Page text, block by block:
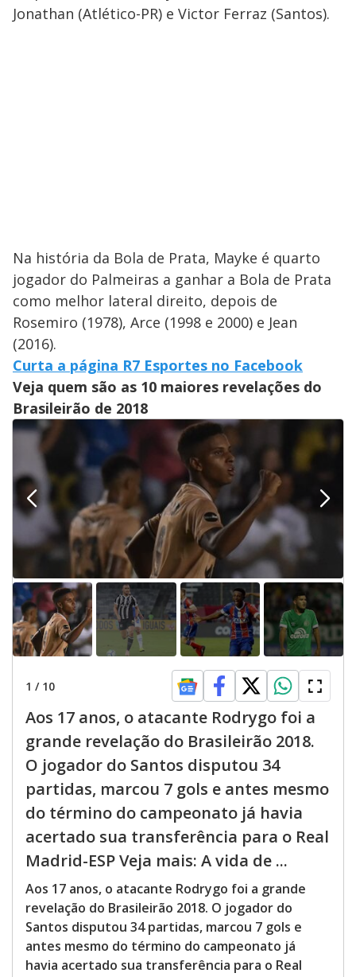
Jonathan (Atlético-PR) e Victor Ferraz (Santos).
Na história da Bola de Prata, Mayke é quarto
jogador do Palmeiras a ganhar a Bola de Prata
como melhor lateral direito, depois de
Rosemiro (1978), Arce (1998 e 2000) e Jean
(2016).
Curta a página R7 Esportes no Facebook
Veja quem são as 10 maiores revelações do
Brasileirão de 2018
1 / 10
Aos 17 anos, o atacante Rodrygo foi a
grande revelação do Brasileirão 2018.
O jogador do Santos disputou 34
partidas, marcou 7 gols e antes mesmo
do término do campeonato já havia
acertado sua transferência para o Real
Madrid-ESP Veja mais: A vida de ...
Aos 17 anos, o atacante Rodrygo foi a grande
revelação do Brasileirão 2018. O jogador do
Santos disputou 34 partidas, marcou 7 gols e
antes mesmo do término do campeonato já
havia acertado sua transferência para o Real